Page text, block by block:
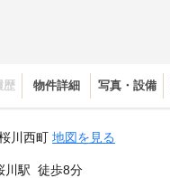
歴 物件詳細 写真・設備
川西町 地図を見る
川駅 徒歩8分